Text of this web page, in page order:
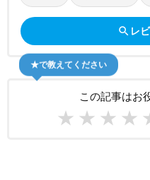
search レ
この記事はお
★ ★ ★ ★
★で教えてください